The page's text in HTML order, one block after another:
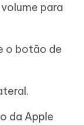
para
o botão de
da Apple